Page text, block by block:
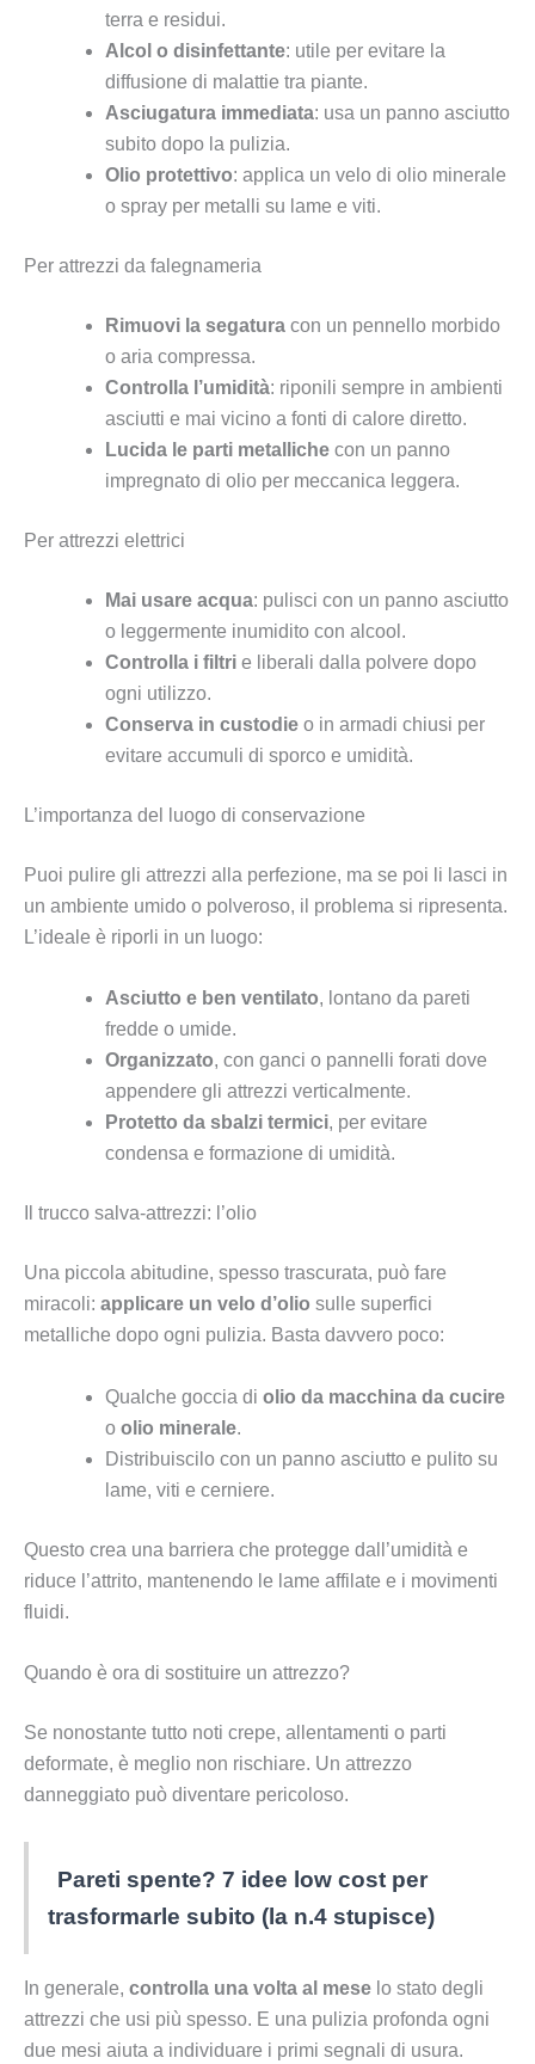
terra e residui.
Alcol o disinfettante: utile per evitare la
diffusione di malattie tra piante.
Asciugatura immediata: usa un panno asciutto
subito dopo la pulizia.
Olio protettivo: applica un velo di olio minerale
o spray per metalli su lame e viti.
Per attrezzi da falegnameria
Rimuovi la segatura con un pennello morbido
o aria compressa.
Controlla l’umidità: riponili sempre in ambienti
asciutti e mai vicino a fonti di calore diretto.
Lucida le parti metalliche con un panno
impregnato di olio per meccanica leggera.
Per attrezzi elettrici
Mai usare acqua: pulisci con un panno asciutto
o leggermente inumidito con alcool.
Controlla i filtri e liberali dalla polvere dopo
ogni utilizzo.
Conserva in custodie o in armadi chiusi per
evitare accumuli di sporco e umidità.
L’importanza del luogo di conservazione
Puoi pulire gli attrezzi alla perfezione, ma se poi li lasci in
un ambiente umido o polveroso, il problema si ripresenta.
L’ideale è riporli in un luogo:
Asciutto e ben ventilato, lontano da pareti
fredde o umide.
Organizzato, con ganci o pannelli forati dove
appendere gli attrezzi verticalmente.
Protetto da sbalzi termici, per evitare
condensa e formazione di umidità.
Il trucco salva-attrezzi: l’olio
Una piccola abitudine, spesso trascurata, può fare
miracoli: applicare un velo d’olio sulle superfici
metalliche dopo ogni pulizia. Basta davvero poco:
Qualche goccia di olio da macchina da cucire
o olio minerale.
Distribuiscilo con un panno asciutto e pulito su
lame, viti e cerniere.
Questo crea una barriera che protegge dall’umidità e
riduce l’attrito, mantenendo le lame affilate e i movimenti
fluidi.
Quando è ora di sostituire un attrezzo?
Se nonostante tutto noti crepe, allentamenti o parti
deformate, è meglio non rischiare. Un attrezzo
danneggiato può diventare pericoloso.
Pareti spente? 7 idee low cost per
trasformarle subito (la n.4 stupisce)
In generale, controlla una volta al mese lo stato degli
attrezzi che usi più spesso. E una pulizia profonda ogni
due mesi aiuta a individuare i primi segnali di usura.